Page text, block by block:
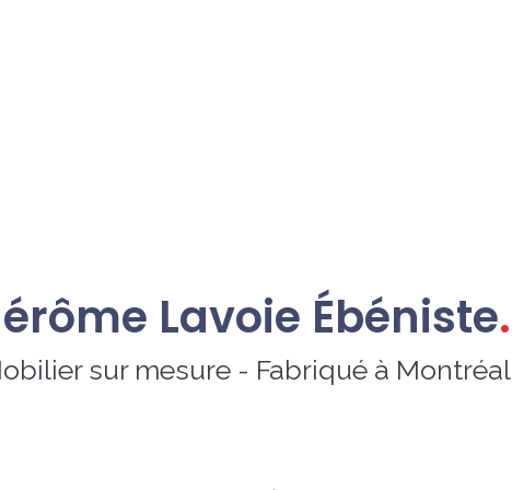
Lavoie Ébéniste.
sur mesure - Fabriqué à Montréal